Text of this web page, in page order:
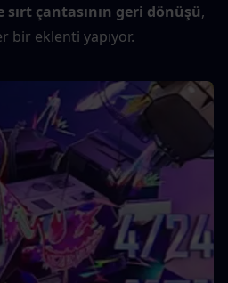
çantasının geri dönüşü,
bir eklenti yapıyor.